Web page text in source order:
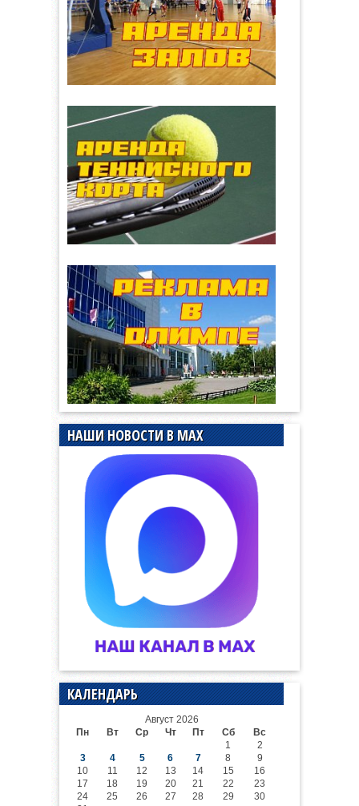
НАШИ НОВОСТИ В MAX
КАЛЕНДАРЬ
Август 2026
Пн
Вт Ср Чт Пт Сб
Вс
1
2
3
4 5 6 7 8
9
10
11 12 13 14 15
16
17
18 19 20 21 22
23
24
25 26 27 28 29
30